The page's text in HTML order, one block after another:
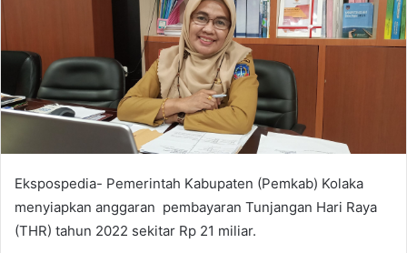
a
n
e
m
a
i
Ekspospedia- Pemerintah Kabupaten (Pemkab) Kolaka
menyiapkan anggaran pembayaran Tunjangan Hari Raya
(THR) tahun 2022 sekitar Rp 21 miliar.